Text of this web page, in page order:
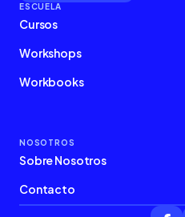
ESCUELA
Cursos
Workshops
Workbooks
NOSOTROS
Sobre Nosotros
Contacto